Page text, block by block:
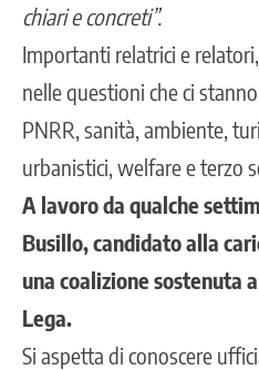
chiari e concreti”.
Importanti relatrici e
nelle questioni che ci
PNRR, sanità, ambiente,
urbanistici, welfare e terzo
A lavoro da qualche
Busillo, candidato alla
una coalizione sostenuta
Lega.
Si aspetta di conoscere